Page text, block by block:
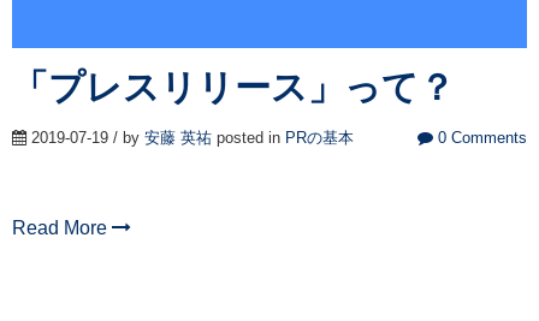
「プレスリリース」って？
2019-07-19 / by 安藤 英祐 posted in PRの基本 0 Comments
Read More